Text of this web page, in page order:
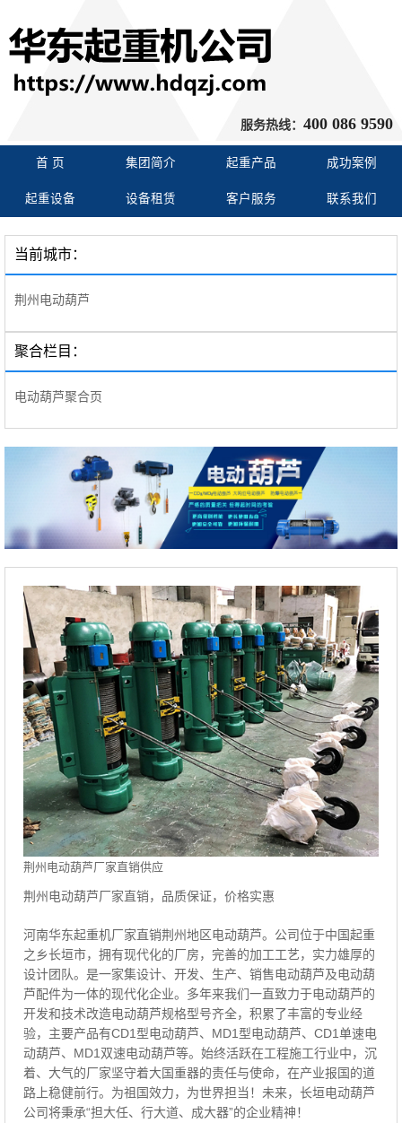
服务热线： 400 086 9590
首 页 集团简介 起重产品 成功案例
起重设备 设备租赁 客户服务 联系我们
当前城市：
荆州电动葫芦
聚合栏目：
电动葫芦聚合页
荆州电动葫芦厂家直销供应
荆州电动葫芦厂家直销，品质保证，价格实惠
河南华东起重机厂家直销荆州地区电动葫芦。公司位于中国起重
之乡长垣市，拥有现代化的厂房，完善的加工工艺，实力雄厚的
设计团队。是一家集设计、开发、生产、销售电动葫芦及电动葫
芦配件为一体的现代化企业。多年来我们一直致力于电动葫芦的
开发和技术改造电动葫芦规格型号齐全，积累了丰富的专业经
验，主要产品有CD1型电动葫芦、MD1型电动葫芦、CD1单速电
动葫芦、MD1双速电动葫芦等。始终活跃在工程施工行业中，沉
着、大气的厂家坚守着大国重器的责任与使命，在产业报国的道
路上稳健前行。为祖国效力，为世界担当！未来，长垣电动葫芦
公司将秉承“担大任、行大道、成大器”的企业精神！